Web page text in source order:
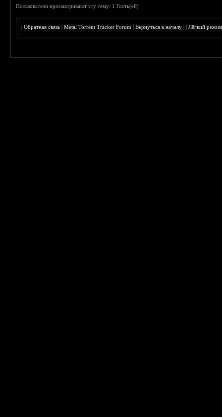
Пользователи просматривают эту тему: 1 Гость(ей)
|Обратная связь |Metal Torrent Tracker Forum |Вернуться к началу ||Лёгкий